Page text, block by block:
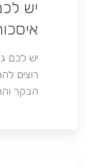
יש
יש לכם
רוצים
הבקר